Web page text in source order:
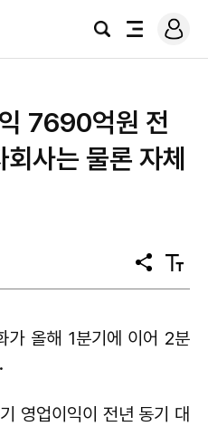
검
전
로
그
7690억원 전
사는 물론 자체
공
유
텍
스
기
가 올해 1분기에 이어 2분
영업이익이 전년 동기 대